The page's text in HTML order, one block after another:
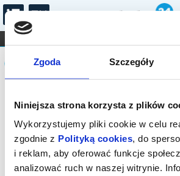
Zgoda Szczegóły
Niniejsza strona korzysta z plików
Wykorzystujemy pliki cookie w celu
zgodnie z Polityką cookies, do
i reklam, aby oferować funkcje
analizować ruch w naszej witrynie.
FILHARMONIA OPERA I BALET
DLA DZIECI
Komunikat
Sprzedaż biletów on-line
została zakończona.